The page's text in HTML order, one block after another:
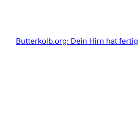
Butterkolb.org: Dein Hirn hat fertig